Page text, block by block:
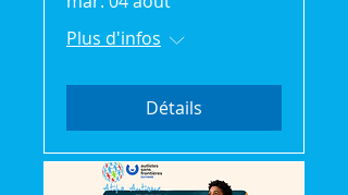
Plus d'infos
Détails